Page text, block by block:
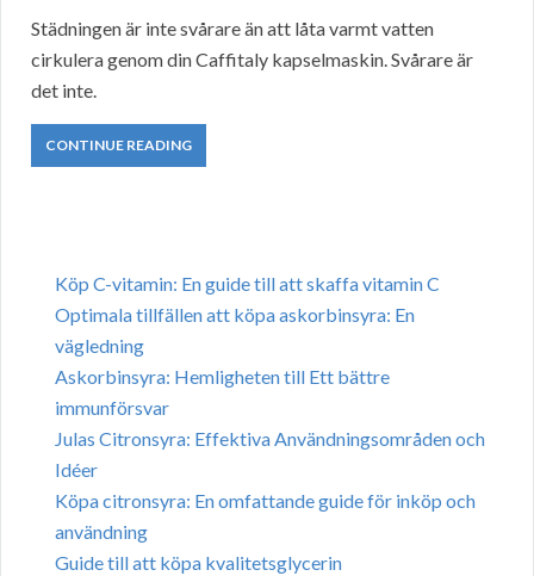
Städningen är inte svårare än att låta varmt vatten
cirkulera genom din Caffitaly kapselmaskin. Svårare är
det inte.
CONTINUE READING
Köp C-vitamin: En guide till att skaffa vitamin C
Optimala tillfällen att köpa askorbinsyra: En
vägledning
Askorbinsyra: Hemligheten till Ett bättre
immunförsvar
Julas Citronsyra: Effektiva Användningsområden och
Idéer
Köpa citronsyra: En omfattande guide för inköp och
användning
Guide till att köpa kvalitetsglycerin